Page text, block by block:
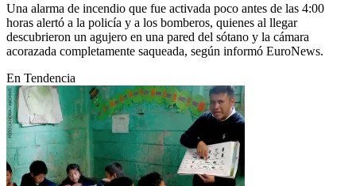
Una alarma de incendio que fue activada poco antes de las 4:00
horas alertó a la policía y a los bomberos, quienes al llegar
descubrieron un agujero en una pared del sótano y la cámara
acorazada completamente saqueada, según informó EuroNews.
En Tendencia